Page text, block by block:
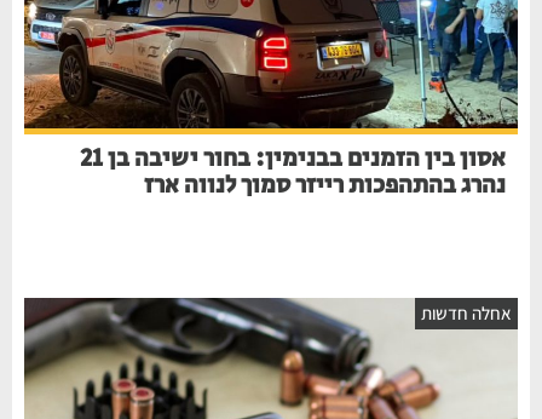
אסון בין הזמנים בבנימין: בחור ישיבה בן 21
נהרג בהתהפכות רייזר סמוך לנווה ארז
אחלה חדשות